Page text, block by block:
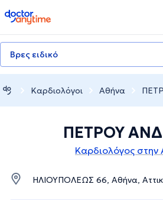
doctoranytime
Βρες ειδικό
Καρδιολόγοι Αθήνα
ΠΕΤΡΟΥ
Καρδιολόγος στην
ΗΛΙΟΥΠΟΛΕΩΣ 66, Αθήνα,